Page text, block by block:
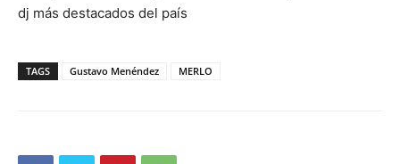
dj más destacados del país
TAGS Gustavo Menéndez MERLO